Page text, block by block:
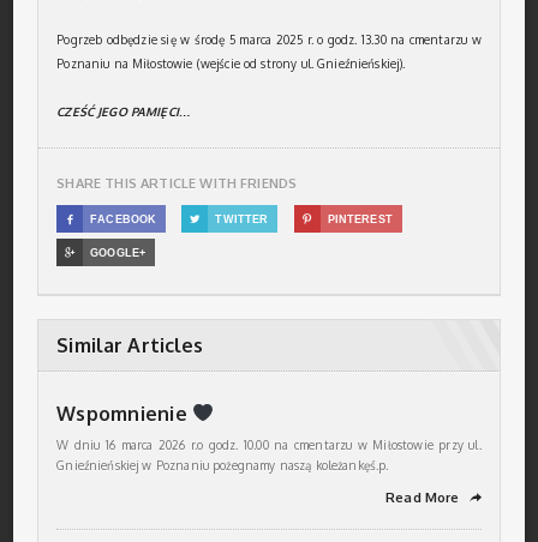
Pogrzeb odbędzie się w środę 5 marca 2025 r. o godz. 13.30 na cmentarzu w
Poznaniu na Miłostowie (wejście od strony ul. Gnieźnieńskiej).
CZEŚĆ JEGO PAMIĘCI…
SHARE THIS ARTICLE WITH FRIENDS
 FACEBOOK  TWITTER  PINTEREST
 GOOGLE+
Similar Articles
Wspomnienie
W dniu 16 marca 2026 r.o godz. 10.00 na cmentarzu w Miłostowie przy ul.
Gnieźnieńskiej w Poznaniu pożegnamy naszą koleżankęś.p.
Read More ➦